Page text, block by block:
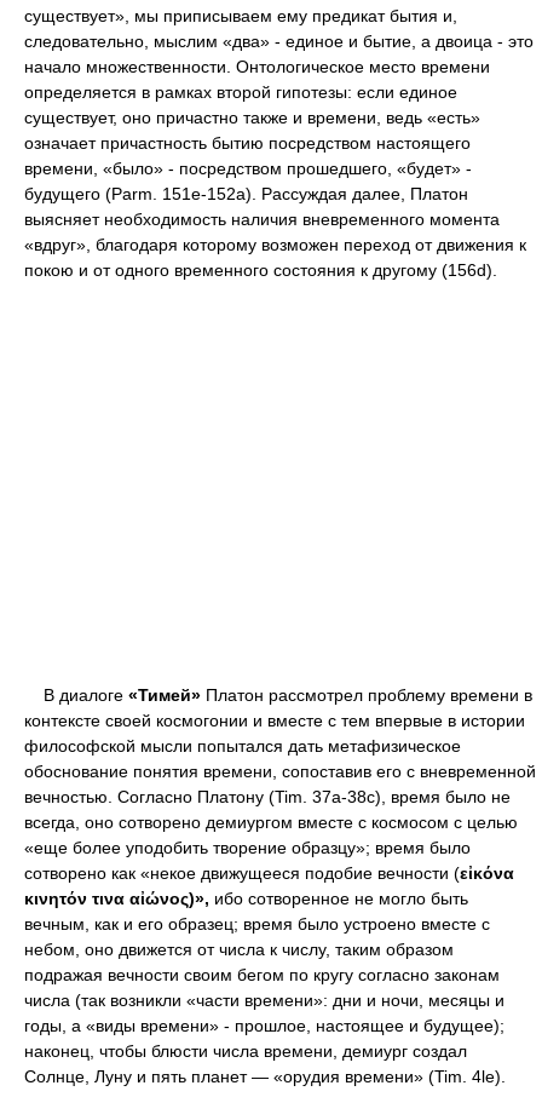
существует», мы приписываем ему предикат бытия и,
следовательно, мыслим «два» - единое и бытие, а двоица - это
начало множественности. Онтологическое место времени
определяется в рамках второй гипотезы: если единое
существует, оно причастно также и времени, ведь «есть»
означает причастность бытию посредством настоящего
времени, «было» - посредством прошедшего, «будет» -
будущего (Parm. 151e-152a). Рассуждая далее, Платон
выясняет необходимость наличия вневременного момента
«вдруг», благодаря которому возможен переход от движения к
покою и от одного временного состояния к другому (156d).
В диалоге «Тимей» Платон рассмотрел проблему времени в
контексте своей космогонии и вместе с тем впервые в истории
философской мысли попытался дать метафизическое
обоснование понятия времени, сопоставив его с вневременной
вечностью. Согласно Платону (Tim. 37a-38c), время было не
всегда, оно сотворено демиургом вместе с космосом с целью
«еще более уподобить творение образцу»; время было
сотворено как «некое движущееся подобие вечности (εἰκόνα
κινητόν τινα αἰώνος)», ибо сотворенное не могло быть
вечным, как и его образец; время было устроено вместе с
небом, оно движется от числа к числу, таким образом
подражая вечности своим бегом по кругу согласно законам
числа (так возникли «части времени»: дни и ночи, месяцы и
годы, а «виды времени» - прошлое, настоящее и будущее);
наконец, чтобы блюсти числа времени, демиург создал
Солнце, Луну и пять планет — «орудия времени» (Tim. 4le).